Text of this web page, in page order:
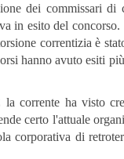
dei commissari
in esito del
correntizia è
hanno avuto esiti
corrente ha visto
certo l'attuale
corporativa di